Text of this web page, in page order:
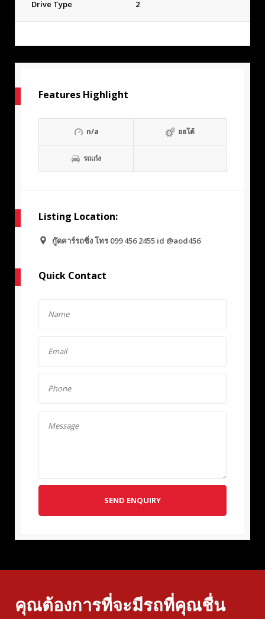
Drive Type 2
Features Highlight
n/a ออโต้
รถเก๋ง
Listing Location:
กู๊ดคาร์รถซิ่ง โทร 099 456 2455 id @aod456
Quick Contact
SEND ENQUIRY
คุณต้องการที่จะมีรถที่คุณชื่น